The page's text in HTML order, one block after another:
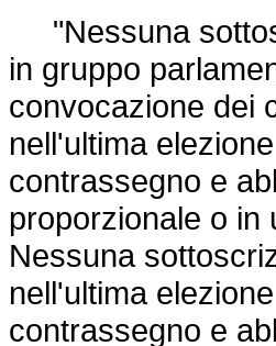
"Nessuna
in gruppo
convocazione dei
nell'ultima
contrassegno e
proporzionale o in
Nessuna
nell'ultima
contrassegno e